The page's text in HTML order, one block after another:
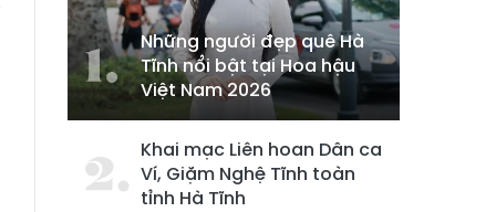
Những người đẹp quê Hà
Tĩnh nổi bật tại Hoa hậu
Việt Nam 2026
Khai mạc Liên hoan Dân ca
Ví, Giặm Nghệ Tĩnh toàn
tỉnh Hà Tĩnh